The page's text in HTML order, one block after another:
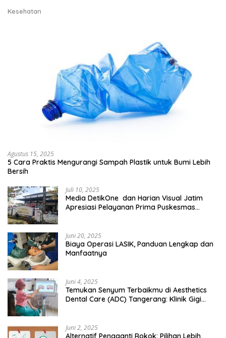
Kesehatan
Agustus 15, 2025
5 Cara Praktis Mengurangi Sampah Plastik untuk Bumi Lebih
Bersih
Juli 10, 2025
Media DetikOne dan Harian Visual Jatim
Apresiasi Pelayanan Prima Puskesmas
Juni 20, 2025
Biaya Operasi LASIK, Panduan Lengkap dan
Manfaatnya
Juni 4, 2025
Temukan Senyum Terbaikmu di Aesthetics
Dental Care (ADC) Tangerang: Klinik Gigi
Juni 2, 2025